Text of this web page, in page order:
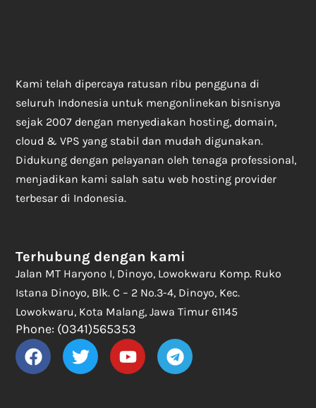
Kami telah dipercaya ratusan ribu pengguna di
seluruh Indonesia untuk mengonlinekan bisnisnya
sejak 2007 dengan menyediakan hosting, domain,
cloud & VPS yang stabil dan mudah digunakan.
Didukung dengan pelayanan oleh tenaga professional,
menjadikan kami salah satu web hosting provider
terbesar di Indonesia.
Terhubung dengan kami
Jalan MT Haryono I, Dinoyo, Lowokwaru Komp. Ruko
Istana Dinoyo, Blk. C – 2 No.3-4, Dinoyo, Kec.
Lowokwaru, Kota Malang, Jawa Timur 61145
Phone: (0341)565353